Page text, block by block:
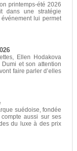
printemps-été 2026
dans une stratégie
lui permet
Ellen Hodakova
et son attention
faire parler d’elles
suédoise, fondée
aussi sur ses
du luxe à des prix